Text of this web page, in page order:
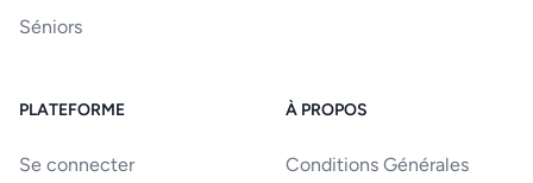
Séniors
PLATEFORME
Se connecter
À PROPOS
Conditions Générales